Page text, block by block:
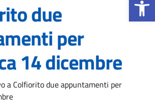
due
per
14 dicembre
notizia
a Colfiorito due appuntamenti per